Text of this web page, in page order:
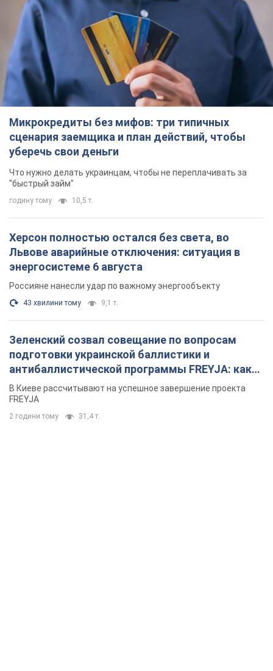
Микрокредиты без мифов: три типичных
сценария заемщика и план действий, чтобы
уберечь свои деньги
Что нужно делать украинцам, чтобы не переплачивать за
"быстрый займ"
годину тому 10,5 т.
Херсон полностью остался без света, во
Львове аварийные отключения: ситуация в
энергосистеме 6 августа
Россияне нанесли удар по важному энергообъекту
43 хвилини тому 9,1 т.
Зеленский созвал совещание по вопросам
подготовки украинской баллистики и
антибаллистической программы FREYJA: какие
решения готовятся
В Киеве рассчитывают на успешное завершение проекта
FREYJA
2 години тому 31,4 т.